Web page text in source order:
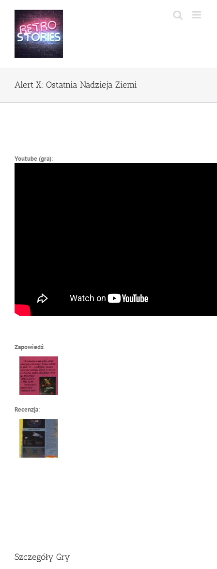
zawartości
Alert X: Ostatnia Nadzieja Ziemi
Youtube (gra):
Zapowiedź:
Recenzja:
Szczegóły Gry